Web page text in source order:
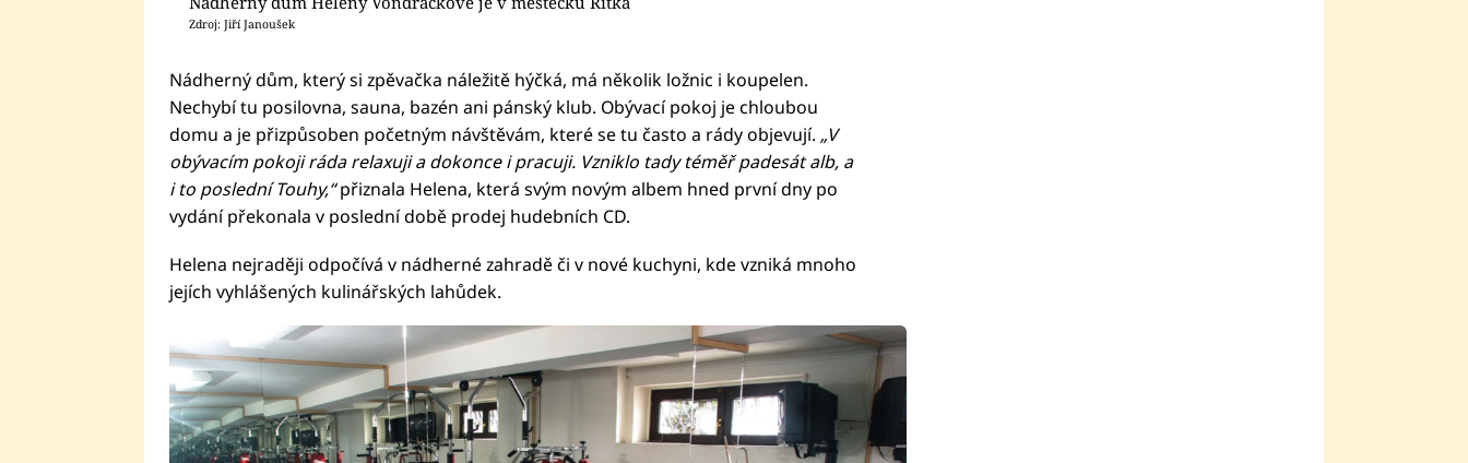
Zdroj: Jiří Janoušek
Nádherný dům, který si zpěvačka náležitě hýčká, má několik ložnic i koupelen.
Nechybí tu posilovna, sauna, bazén ani pánský klub. Obývací pokoj je chloubou
domu a je přizpůsoben početným návštěvám, které se tu často a rády objevují. „V
obývacím pokoji ráda relaxuji a dokonce i pracuji. Vzniklo tady téměř padesát alb, a
i to poslední Touhy,“přiznala Helena, která svým novým albem hned první dny po
vydání překonala v poslední době prodej hudebních CD.
Helena nejraději odpočívá v nádherné zahradě či v nové kuchyni, kde vzniká mnoho
jejích vyhlášených kulinářských lahůdek.